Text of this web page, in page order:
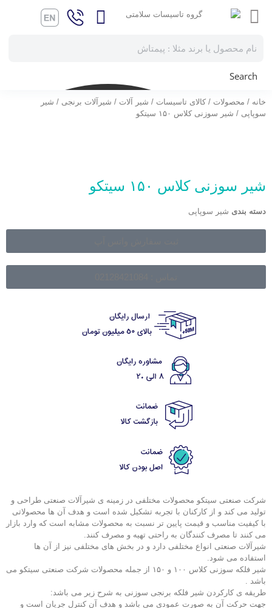
Search
خانه / محصولات / کالای تاسیسات / شیر آلات / شیرآلات برنجی / شیر
سوپاپی / شیر سوزنی کلاس ۱۵۰ سیتکو
شیر سوزنی کلاس ۱۵۰ سیتکو
دسته بندی شیر سوپاپی
شرکت صنعتی سیتکو محصولات مختلفی در زمینه ی شیرآلات صنعتی طراحی و
تولید می کند و از کارکنان با تجربه تشکیل شده است و هدف آن ها محصولاتی
با کیفیت مناسب و قیمت پایین تر نسبت به محصولات مشابه است که وارد بازار
می کنند تا مصرف کنندگان به راحتی تهیه و مصرف کنند.
شیرآلات صنعتی انواع مختلفی دارد و در بخش های مختلفی نیز از آن ها
استفاده می شود.
شیر فلکه سوزنی کلاس ۱۰۰ و ۱۵۰ از جمله محصولات شرکت صنعتی سیتکو می
باشد .
طریقه ی کارکردن شیر فلکه برنجی سوزنی به شرح زیر می باشد:
جهت حرکت آن به صورت عمودی می باشد و هدف آن کنترل جریان است و